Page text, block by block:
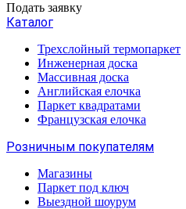
Подать заявку
Каталог
Трехслойный термопаркет
Инженерная доска
Массивная доска
Английская елочка
Паркет квадратами
Французская елочка
Розничным покупателям
Магазины
Паркет под ключ
Выездной шоурум